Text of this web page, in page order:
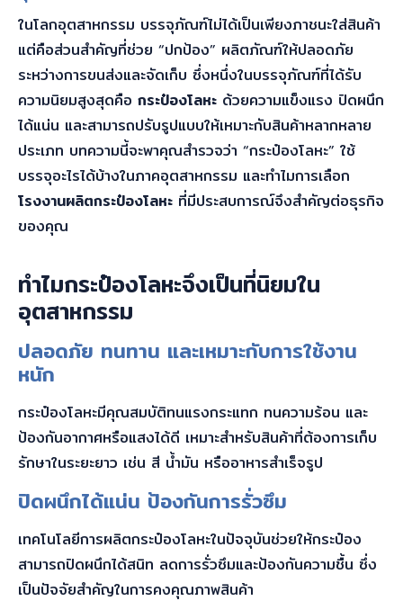
ในโลกอุตสาหกรรม บรรจุภัณฑ์ไม่ได้เป็นเพียงภาชนะใส่สินค้า
แต่คือส่วนสำคัญที่ช่วย “ปกป้อง” ผลิตภัณฑ์ให้ปลอดภัย
ระหว่างการขนส่งและจัดเก็บ ซึ่งหนึ่งในบรรจุภัณฑ์ที่ได้รับ
ความนิยมสูงสุดคือ กระป๋องโลหะ ด้วยความแข็งแรง ปิดผนึก
ได้แน่น และสามารถปรับรูปแบบให้เหมาะกับสินค้าหลากหลาย
ประเภท บทความนี้จะพาคุณสำรวจว่า “กระป๋องโลหะ” ใช้
บรรจุอะไรได้บ้างในภาคอุตสาหกรรม และทำไมการเลือก
โรงงานผลิตกระป๋องโลหะ ที่มีประสบการณ์จึงสำคัญต่อธุรกิจ
ของคุณ
ทำไมกระป๋องโลหะจึงเป็นที่นิยมใน
อุตสาหกรรม
ปลอดภัย ทนทาน และเหมาะกับการใช้งาน
หนัก
กระป๋องโลหะมีคุณสมบัติทนแรงกระแทก ทนความร้อน และ
ป้องกันอากาศหรือแสงได้ดี เหมาะสำหรับสินค้าที่ต้องการเก็บ
รักษาในระยะยาว เช่น สี น้ำมัน หรืออาหารสำเร็จรูป
ปิดผนึกได้แน่น ป้องกันการรั่วซึม
เทคโนโลยีการผลิตกระป๋องโลหะในปัจจุบันช่วยให้กระป๋อง
สามารถปิดผนึกได้สนิท ลดการรั่วซึมและป้องกันความชื้น ซึ่ง
เป็นปัจจัยสำคัญในการคงคุณภาพสินค้า